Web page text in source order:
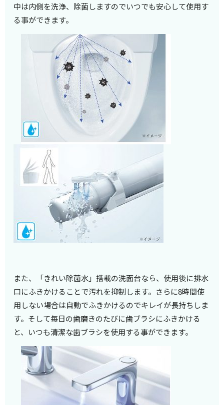
中は内側を洗浄、除菌しますのでいつでも安心して使用す
る事ができます。
また、「きれい除菌水」搭載の洗面台なら、使用後に排水
口にふきかけることで汚れを抑制します。さらに8時間使
用しない場合は自動でふきかけるのでキレイが長持ちしま
す。そして毎日の歯磨きのたびに歯ブラシにふきかける
と、いつも清潔な歯ブラシを使用する事ができます。